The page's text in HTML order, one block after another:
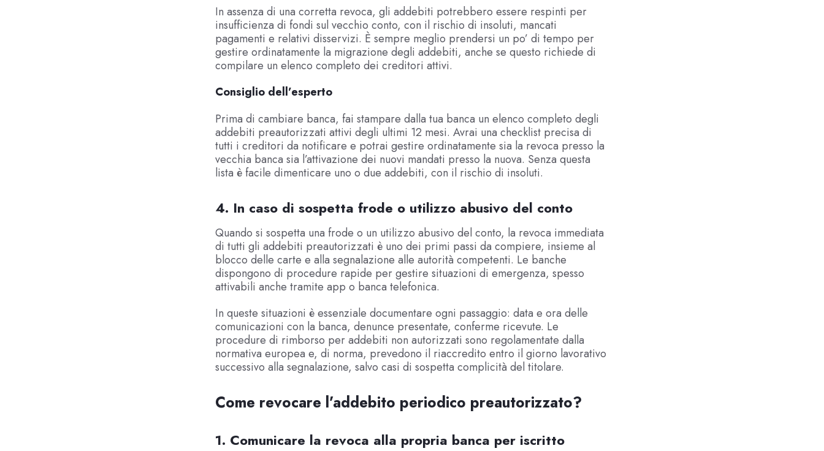
In assenza di una corretta revoca, gli addebiti potrebbero essere respinti per
insufficienza di fondi sul vecchio conto, con il rischio di insoluti, mancati
pagamenti e relativi disservizi. È sempre meglio prendersi un po’ di tempo per
gestire ordinatamente la migrazione degli addebiti, anche se questo richiede di
compilare un elenco completo dei creditori attivi.
Consiglio dell’esperto
Prima di cambiare banca, fai stampare dalla tua banca un elenco completo degli
addebiti preautorizzati attivi degli ultimi 12 mesi. Avrai una checklist precisa di
tutti i creditori da notificare e potrai gestire ordinatamente sia la revoca presso la
vecchia banca sia l’attivazione dei nuovi mandati presso la nuova. Senza questa
lista è facile dimenticare uno o due addebiti, con il rischio di insoluti.
4. In caso di sospetta frode o utilizzo abusivo del conto
Quando si sospetta una frode o un utilizzo abusivo del conto, la revoca immediata
di tutti gli addebiti preautorizzati è uno dei primi passi da compiere, insieme al
blocco delle carte e alla segnalazione alle autorità competenti. Le banche
dispongono di procedure rapide per gestire situazioni di emergenza, spesso
attivabili anche tramite app o banca telefonica.
In queste situazioni è essenziale documentare ogni passaggio: data e ora delle
comunicazioni con la banca, denunce presentate, conferme ricevute. Le
procedure di rimborso per addebiti non autorizzati sono regolamentate dalla
normativa europea e, di norma, prevedono il riaccredito entro il giorno lavorativo
successivo alla segnalazione, salvo casi di sospetta complicità del titolare.
Come revocare l’addebito periodico preautorizzato?
1. Comunicare la revoca alla propria banca per iscritto